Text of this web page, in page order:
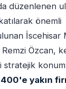
düzenlenen
önemli
Remzi Özcan,
stratejik
400'e yakın